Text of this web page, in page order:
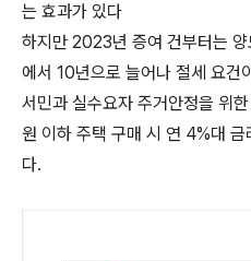
는 효과가 있다
하지만 2023년 증여 건부터는
에서 10년으로 늘어나 절세 요건
서민과 실수요자 주거안정을 위
원 이하 주택 구매 시 연 4%대
다.